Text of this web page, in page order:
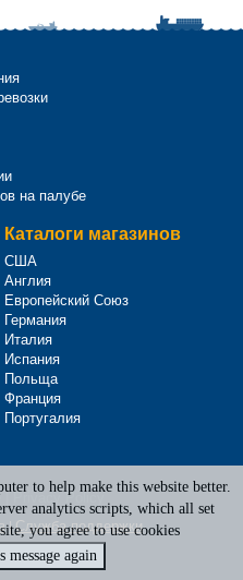
на палубе
Каталоги магазинов
США
Англия
Европейский Союз
Германия
Италия
Испания
Польща
Франция
Португалия
Privacy Policy
|Служба поддержки
to help make this website better.
analytics scripts, which all set
you agree to use cookies
message again